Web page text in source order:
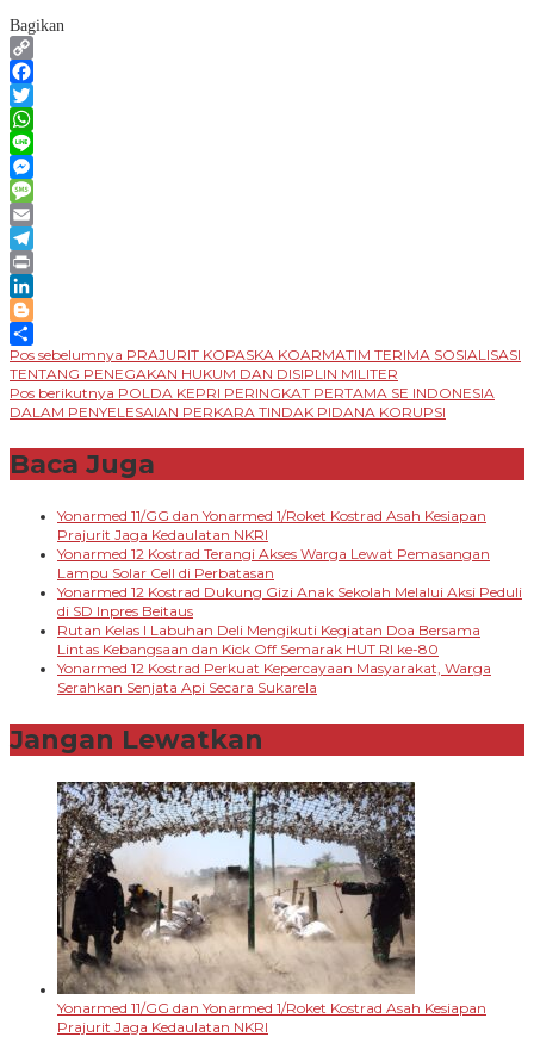
Bagikan
Copy
Link
Facebook
Twitter
WhatsApp
Line
Messenger
Message
Email
Telegram
Print
LinkedIn
Blogger
Share
Navigasi
pos
Pos sebelumnya PRAJURIT KOPASKA KOARMATIM TERIMA SOSIALISASI
TENTANG PENEGAKAN HUKUM DAN DISIPLIN MILITER
Pos berikutnya POLDA KEPRI PERINGKAT PERTAMA SE INDONESIA
DALAM PENYELESAIAN PERKARA TINDAK PIDANA KORUPSI
Baca Juga
Yonarmed 11/GG dan Yonarmed 1/Roket Kostrad Asah Kesiapan
Prajurit Jaga Kedaulatan NKRI
Yonarmed 12 Kostrad Terangi Akses Warga Lewat Pemasangan
Lampu Solar Cell di Perbatasan
Yonarmed 12 Kostrad Dukung Gizi Anak Sekolah Melalui Aksi Peduli
di SD Inpres Beitaus
Rutan Kelas I Labuhan Deli Mengikuti Kegiatan Doa Bersama
Lintas Kebangsaan dan Kick Off Semarak HUT RI ke-80
Yonarmed 12 Kostrad Perkuat Kepercayaan Masyarakat, Warga
Serahkan Senjata Api Secara Sukarela
Jangan Lewatkan
Yonarmed 11/GG dan Yonarmed 1/Roket Kostrad Asah Kesiapan
Prajurit Jaga Kedaulatan NKRI